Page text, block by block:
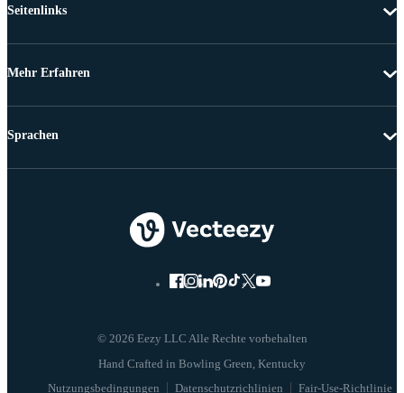
Seitenlinks
Mehr Erfahren
© 2026 Eezy LLC Alle Rechte vorbehalten
Nutzungsbedingungen Datenschutzrichlinien Fair-Use-Richtlinie
Sprachen